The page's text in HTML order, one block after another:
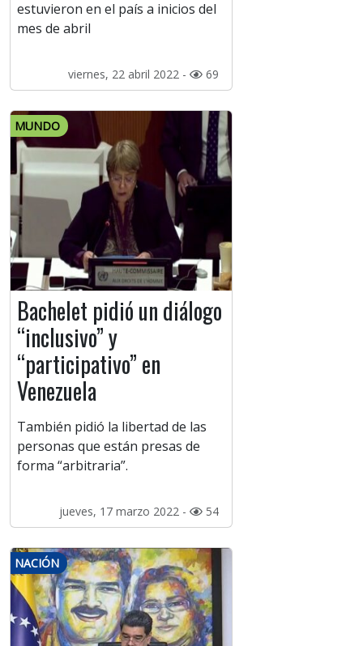
estuvieron en el país a inicios del
mes de abril
viernes, 22 abril 2022 - 69
MUNDO
Bachelet pidió un diálogo
“inclusivo” y
“participativo” en
Venezuela
También pidió la libertad de las
personas que están presas de
forma “arbitraria”.
jueves, 17 marzo 2022 - 54
NACIÓN